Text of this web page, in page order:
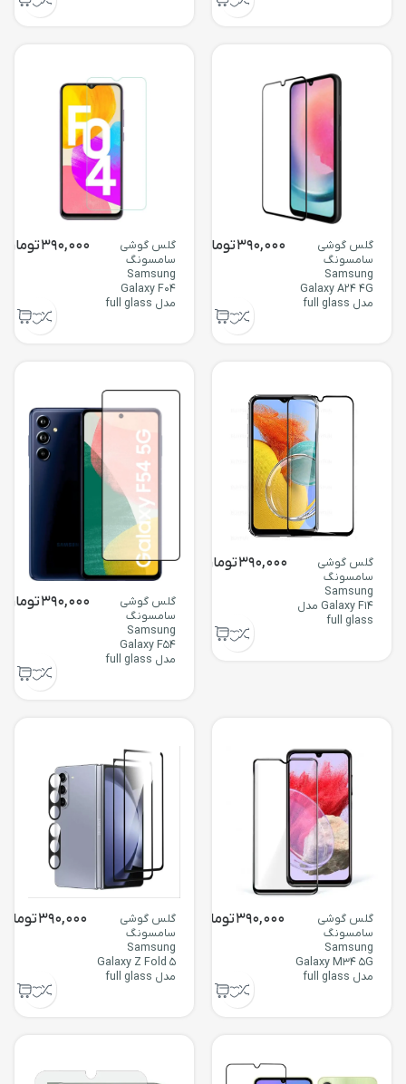
گلس گوشی
سامسونگ
Samsung
Galaxy A24 4G
مدل full glass
390,000تومان
گلس گوشی
سامسونگ
Samsung
Galaxy F04
مدل full glass
390,000تومان
گلس گوشی
سامسونگ
Samsung
Galaxy F14 مدل
full glass
390,000تومان
گلس گوشی
سامسونگ
Samsung
Galaxy F54
مدل full glass
390,000تومان
گلس گوشی
سامسونگ
Samsung
Galaxy M34 5G
مدل full glass
390,000تومان
گلس گوشی
سامسونگ
Samsung
Galaxy Z Fold 5
مدل full glass
390,000تومان